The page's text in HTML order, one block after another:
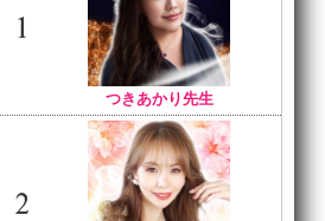
つきあかり先生